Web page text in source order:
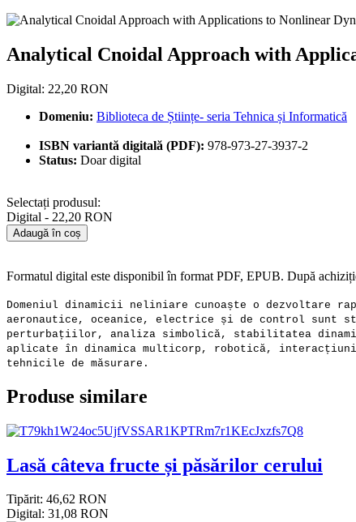
Analytical Cnoidal Approach
Analytical Cnoidal Approach with
Digital: 22,20 RON
Domeniu: Biblioteca de Științe- seria Tehnica și Informatică
ISBN variantă digitală (PDF): 978-973-27-3937-2
Status: Doar digital
Selectați produsul:
Digital - 22,20 RON
Adaugă în coș
Formatul digital este disponibil în format PDF, EPUB. După
Domeniul dinamicii neliniare cunoaște o dezvoltare
aeronautice, oceanice, electrice și de control sunt
perturbațiilor, analiza simbolică, stabilitatea
aplicate în dinamica multicorp, robotică,
tehnicile de măsurare.
Produse similare
Lasă câteva fructe și păsărilor cerului
Tipărit: 46,62 RON
Digital: 31,08 RON